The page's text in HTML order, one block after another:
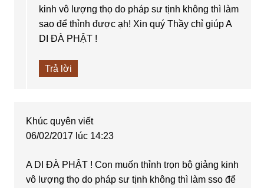
kinh vô lượng thọ do pháp sư tịnh không thì làm
sao để thỉnh được ạh! Xin quý Thầy chỉ giúp A
DI ĐÀ PHẬT !
Trả lời
Khúc quyên viết
06/02/2017 lúc 14:23
A DI ĐÀ PHẬT ! Con muốn thỉnh trọn bộ giảng kinh
vô lượng thọ do pháp sư tịnh không thì làm sso để